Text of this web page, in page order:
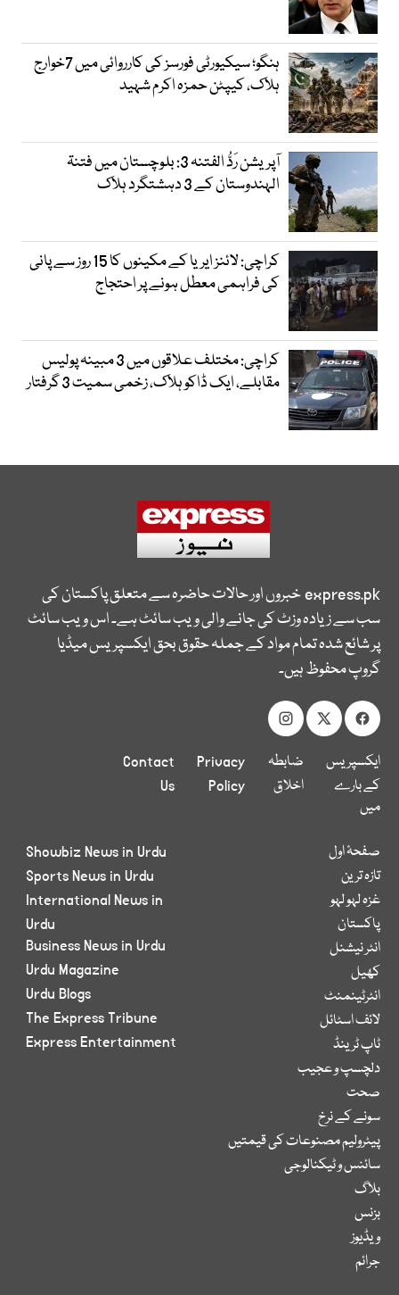
ہنگو؛ سیکیورٹی فورسز کی کارروائی میں 7خوارج
ہلاک، کیپٹن حمزہ اکرم شہید
آپریشن رَدُّ الفتنہ 3: بلوچستان میں فتنۃ
الہندوستان کے 3 دہشتگرد ہلاک
کراچی: لائنز ایریا کے مکینوں کا 15 روز سے پانی
کی فراہمی معطل ہونے پر احتجاج
کراچی: مختلف علاقوں میں 3 مبینہ پولیس
مقابلے، ایک ڈاکو ہلاک، زخمی سمیت 3 گرفتار
express.pkخبروں اور حالات حاضرہ سے متعلق پاکستان کی
سب سے زیادہ وزٹ کی جانے والی ویب سائٹ ہے۔ اس ویب سائٹ
پر شائع شدہ تمام مواد کے جملہ حقوق بحق ایکسپریس میڈیا
گروپ محفوظ ہیں۔
ایکسپریس
کے بارے
میں
ضابطہ
اخلاق
Privacy
Policy
Contact
Us
صفحۂ اول
تازہ ترین
غزہ لہو لہو
پاکستان
انٹر نیشنل
کھیل
انٹرٹینمنٹ
لائف اسٹائل
ٹاپ ٹرینڈ
دلچسپ و عجیب
صحت
سونے کے نرخ
پیٹرولیم مصنوعات کی قیمتیں
سائنس و ٹیکنالوجی
بلاگ
بزنس
ویڈیوز
جرائم
Showbiz News in Urdu
Sports News in Urdu
International News in
Urdu
Business News in Urdu
Urdu Magazine
Urdu Blogs
The Express Tribune
Express Entertainment